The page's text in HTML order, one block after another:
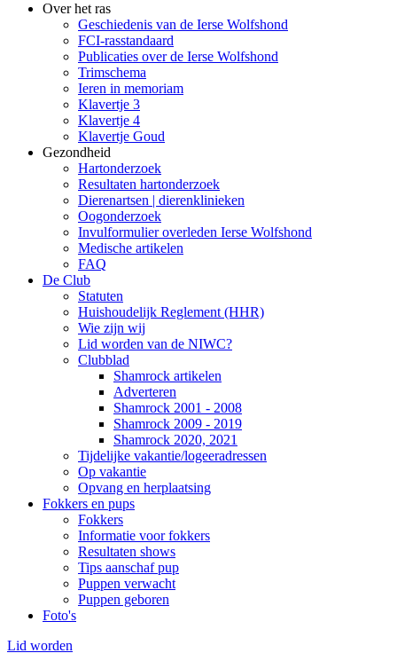
Over het ras
Geschiedenis van de Ierse Wolfshond
FCI-rasstandaard
Publicaties over de Ierse Wolfshond
Trimschema
Ieren in memoriam
Klavertje 3
Klavertje 4
Klavertje Goud
Gezondheid
Hartonderzoek
Resultaten hartonderzoek
Dierenartsen | dierenklinieken
Oogonderzoek
Invulformulier overleden Ierse Wolfshond
Medische artikelen
FAQ
De Club
Statuten
Huishoudelijk Reglement (HHR)
Wie zijn wij
Lid worden van de NIWC?
Clubblad
Shamrock artikelen
Adverteren
Shamrock 2001 - 2008
Shamrock 2009 - 2019
Shamrock 2020, 2021
Tijdelijke vakantie/logeeradressen
Op vakantie
Opvang en herplaatsing
Fokkers en pups
Fokkers
Informatie voor fokkers
Resultaten shows
Tips aanschaf pup
Puppen verwacht
Puppen geboren
Foto's
Lid worden